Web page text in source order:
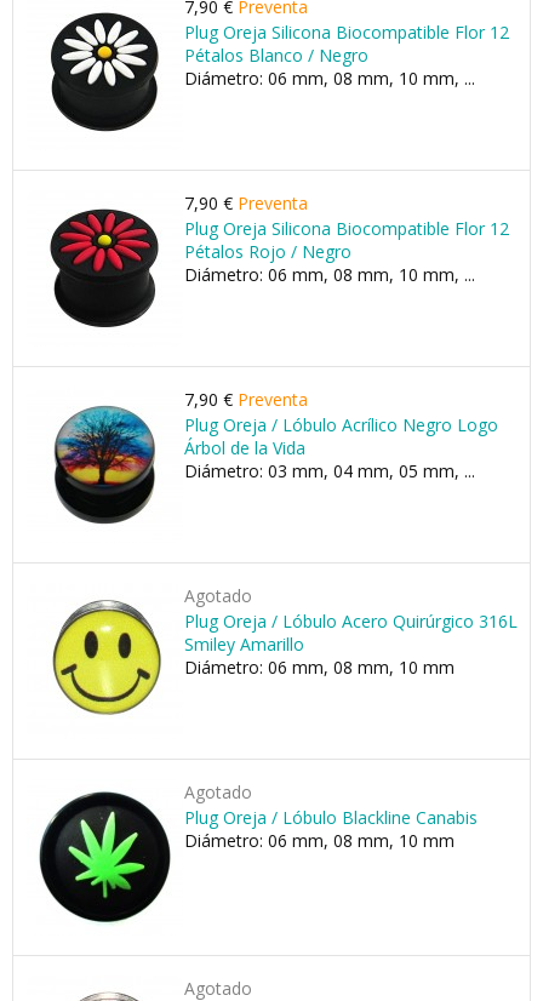
7,90 € Preventa
Plug Oreja Silicona Biocompatible Flor 12
Pétalos Blanco / Negro
Diámetro: 06 mm, 08 mm, 10 mm, ...
7,90 € Preventa
Plug Oreja Silicona Biocompatible Flor 12
Pétalos Rojo / Negro
Diámetro: 06 mm, 08 mm, 10 mm, ...
7,90 € Preventa
Plug Oreja / Lóbulo Acrílico Negro Logo
Árbol de la Vida
Diámetro: 03 mm, 04 mm, 05 mm, ...
Agotado
Plug Oreja / Lóbulo Acero Quirúrgico 316L
Smiley Amarillo
Diámetro: 06 mm, 08 mm, 10 mm
Agotado
Plug Oreja / Lóbulo Blackline Canabis
Diámetro: 06 mm, 08 mm, 10 mm
Agotado